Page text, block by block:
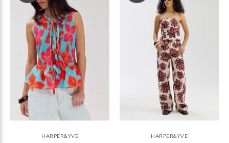
HARPER&YVE HARPER&YVE